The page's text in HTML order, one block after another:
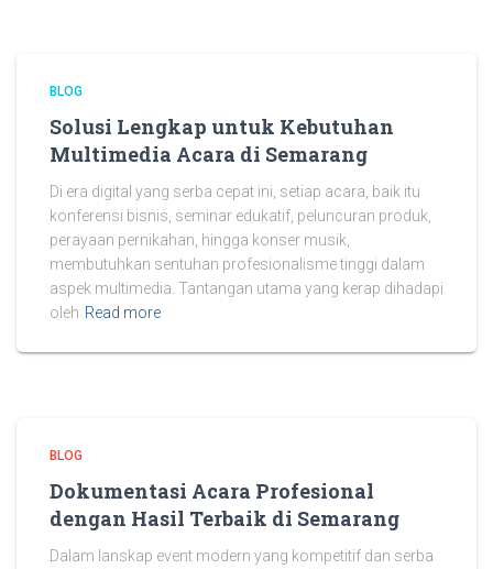
BLOG
Solusi Lengkap untuk Kebutuhan
Multimedia Acara di Semarang
Di era digital yang serba cepat ini, setiap acara, baik itu
konferensi bisnis, seminar edukatif, peluncuran produk,
perayaan pernikahan, hingga konser musik,
membutuhkan sentuhan profesionalisme tinggi dalam
aspek multimedia. Tantangan utama yang kerap dihadapi
oleh Read more
BLOG
Dokumentasi Acara Profesional
dengan Hasil Terbaik di Semarang
Dalam lanskap event modern yang kompetitif dan serba